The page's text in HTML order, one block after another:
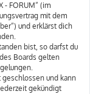
- FORUM“ (im
mit dem
und erklärst dich
bist, so darfst du
Boards gelten
und kann
gekündigt